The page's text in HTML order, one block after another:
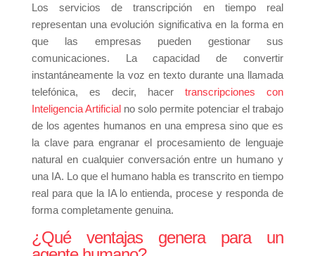
Los servicios de transcripción en tiempo real
representan una evolución significativa en la forma en
que las empresas pueden gestionar sus
comunicaciones. La capacidad de convertir
instantáneamente la voz en texto durante una llamada
telefónica, es decir, hacertranscripciones con
Inteligencia Artificialno solo permite potenciar el trabajo
de los agentes humanos en una empresa sino que es
la clave para engranar el procesamiento de lenguaje
natural en cualquier conversación entre un humano y
una IA. Lo que el humano habla es transcrito en tiempo
real para que la IA lo entienda, procese y responda de
forma completamente genuina.
¿Qué ventajas genera para un